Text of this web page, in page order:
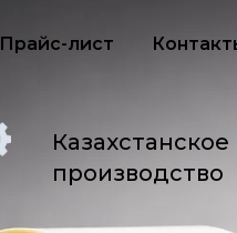
Прайс-лист
Казахстанское
производство